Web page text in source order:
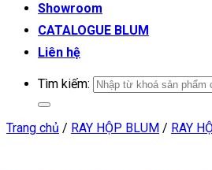
Showroom
CATALOGUE BLUM
Liên hệ
Tìm kiếm:
Trang chủ / RAY HỘP BLUM / RAY